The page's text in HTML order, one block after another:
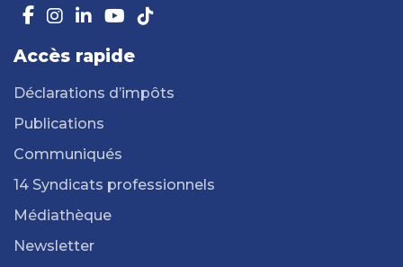
Accès rapide
Déclarations d’impôts
Publications
Communiqués
14 Syndicats professionnels
Médiathèque
Newsletter